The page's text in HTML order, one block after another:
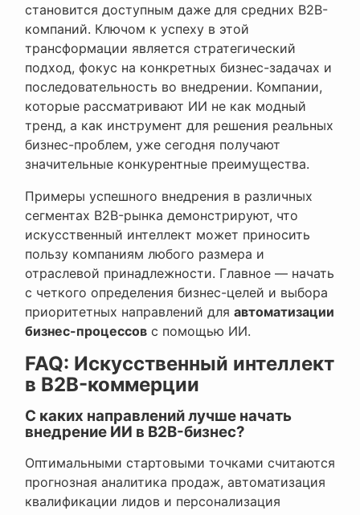
становится доступным даже для средних B2B-
компаний. Ключом к успеху в этой
трансформации является стратегический
подход, фокус на конкретных бизнес-задачах и
последовательность во внедрении. Компании,
которые рассматривают ИИ не как модный
тренд, а как инструмент для решения реальных
бизнес-проблем, уже сегодня получают
значительные конкурентные преимущества.
Примеры успешного внедрения в различных
сегментах B2B-рынка демонстрируют, что
искусственный интеллект может приносить
пользу компаниям любого размера и
отраслевой принадлежности. Главное — начать
с четкого определения бизнес-целей и выбора
приоритетных направлений для автоматизации
бизнес-процессов с помощью ИИ.
FAQ: Искусственный интеллект
в B2B-коммерции
С каких направлений лучше начать
внедрение ИИ в B2B-бизнес?
Оптимальными стартовыми точками считаются
прогнозная аналитика продаж, автоматизация
квалификации лидов и персонализация